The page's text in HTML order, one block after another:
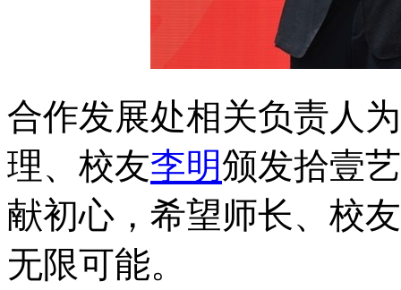
合作发展处相关负责人
理、校友李明颁发拾壹
献初心，希望师长、校
无限可能。